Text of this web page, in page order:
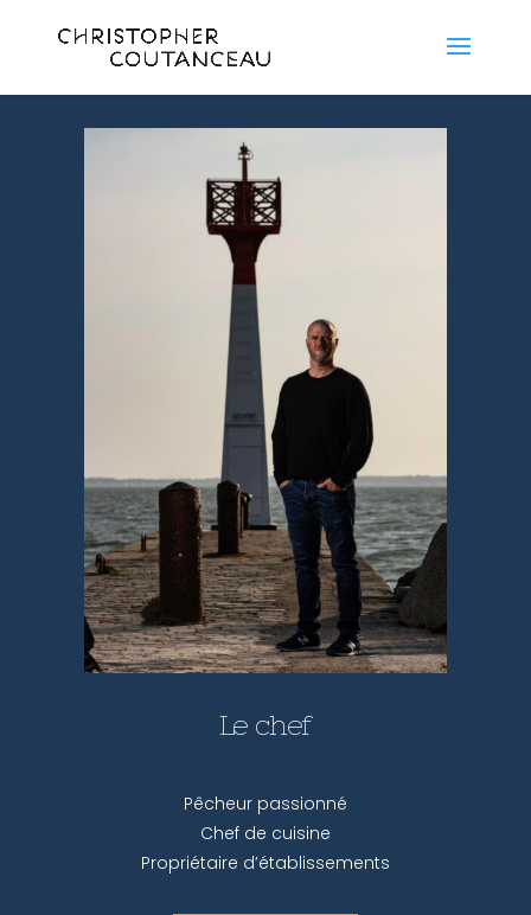
Le chef
Pêcheur passionné
Chef de cuisine
Propriétaire d’établissements